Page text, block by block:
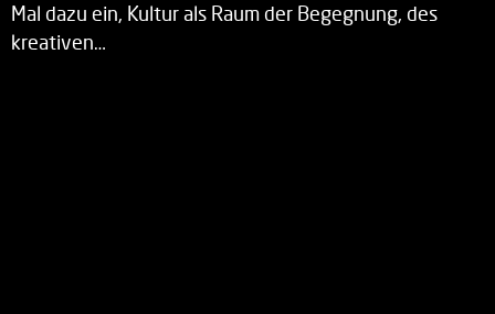
Mal dazu ein, Kultur als Raum der Begegnung, des
kreativen…